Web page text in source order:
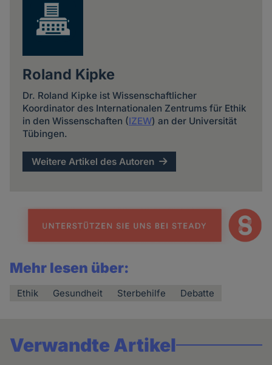
Roland Kipke
Dr. Roland Kipke ist Wissenschaftlicher
Koordinator des Internationalen Zentrums für Ethik
in den Wissenschaften (IZEW) an der Universität
Tübingen.
Weitere Artikel des Autoren
Mehr lesen über:
Ethik Gesundheit Sterbehilfe Debatte
Verwandte Artikel